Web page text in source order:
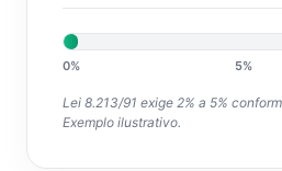
0% 5%
Lei 8.213/91 exige 2% a 5%
Exemplo ilustrativo.